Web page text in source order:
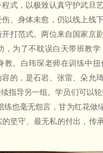
程式，以极致认真守护武旦
、身体未愈，仍以线上线
打范式。两位来自国家京
，为了不耽误白天带班教
教。白玮琛老师在训练中
的，是石岩、张雷、朵允
指导另一组。学员们可以
练也毫无怨言，甘为红花做
坚守、最无私的付出，传